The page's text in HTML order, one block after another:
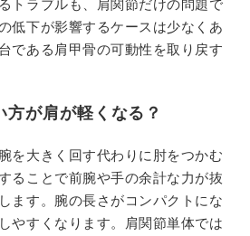
トラブルも、肩関節だけの問題で
低下が影響するケースは少なくあ
である肩甲骨の可動性を取り戻す
が肩が軽くなる？
を大きく回す代わりに肘をつかむ
ることで前腕や手の余計な力が抜
ます。腕の長さがコンパクトにな
やすくなります。肩関節単体では